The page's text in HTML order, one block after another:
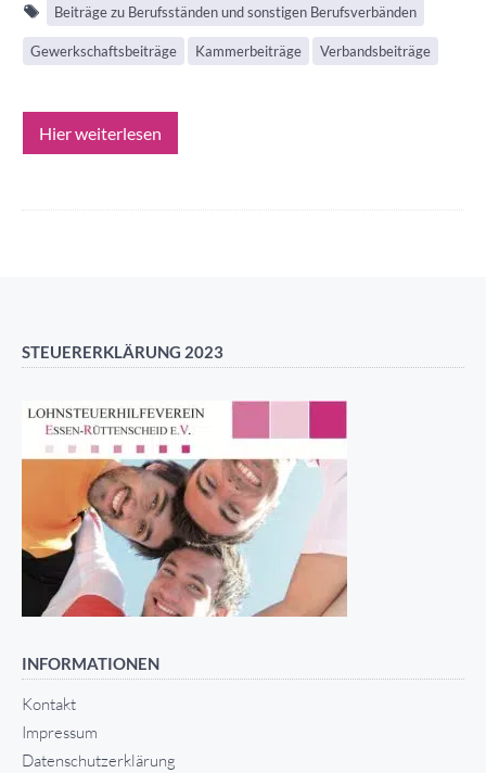
Beiträge zu Berufsständen und sonstigen Berufsverbänden
Gewerkschaftsbeiträge Kammerbeiträge Verbandsbeiträge
Hier weiterlesen
STEUERERKLÄRUNG 2023
INFORMATIONEN
Kontakt
Impressum
Datenschutzerklärung